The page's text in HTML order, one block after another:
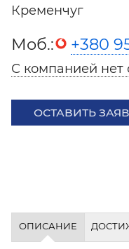
Кременчуг
Моб.: +380
С компанией нет
ОСТАВИТЬ
ОПИСАНИЕ